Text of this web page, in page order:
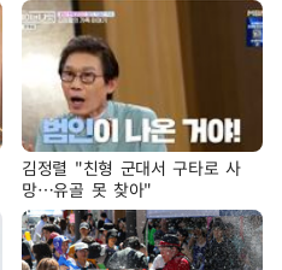
김정렬 "친형 군대서 구타로 사
망…유골 못 찾아"